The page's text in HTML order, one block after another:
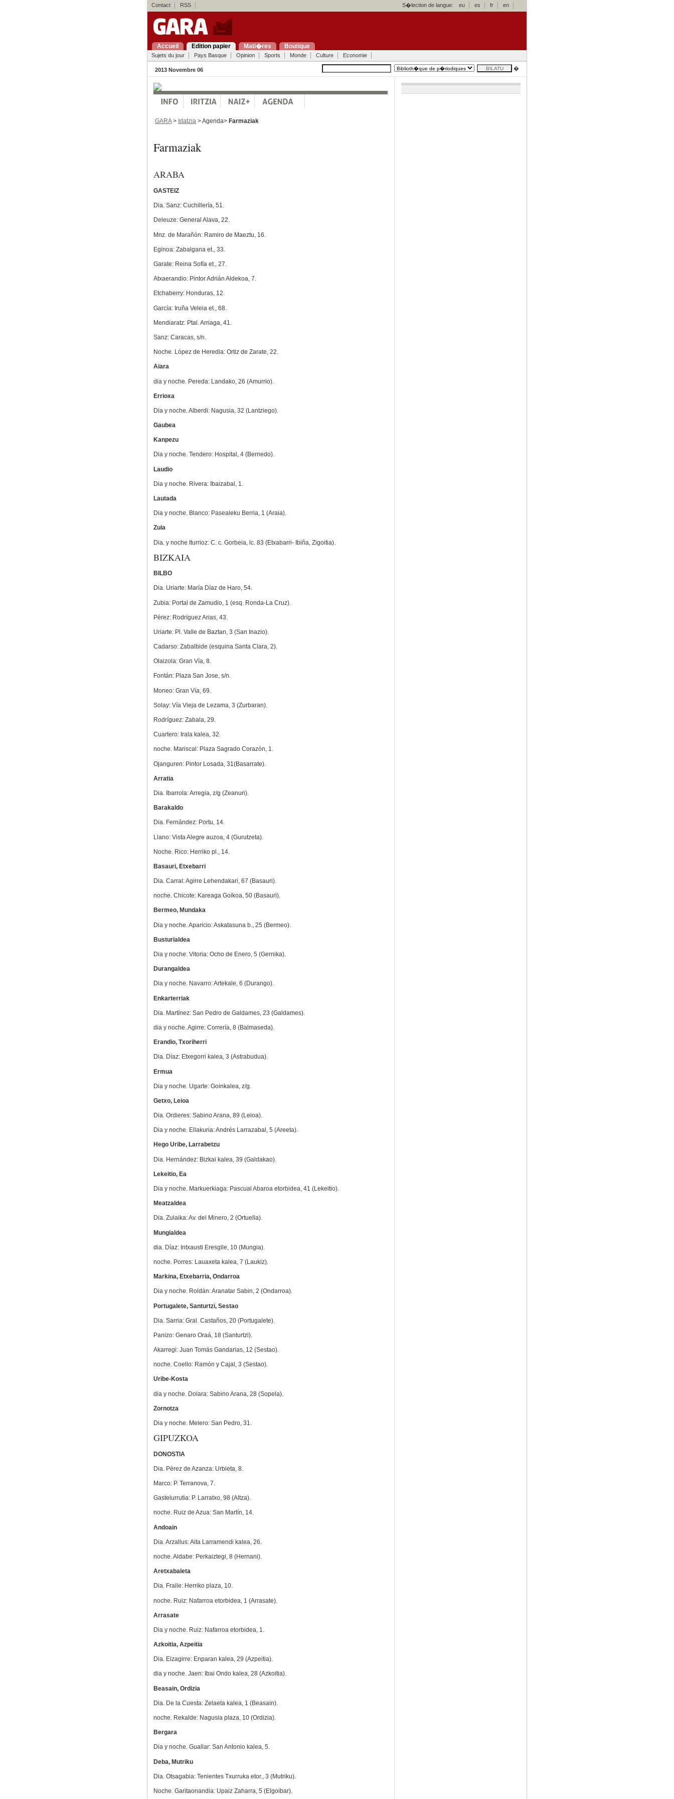
Contact RSS S�lection de langue: eu es fr en
Accueil Edition papier Mati�res Boutique
Sujets du jour Pays Basque Opinion Sports Monde Culture Economie
2013 Novembre 06 �
GARA> Idatzia > Agenda> Farmaziak
Farmaziak
ARABA
GASTEIZ
Dia. Sanz: Cuchillería, 51.
Deleuze: General Alava, 22.
Mnz. de Marañón: Ramiro de Maeztu, 16.
Eginoa: Zabalgana et., 33.
Garate: Reina Sofía et., 27.
Atxaerandio: Pintor Adrián Aldekoa, 7.
Etchaberry: Honduras, 12.
García: Iruña Veleia et., 68.
Mendiaratz: Ptal. Arriaga, 41.
Sanz: Caracas, s/n.
Noche. López de Heredia: Ortiz de Zarate, 22.
Aiara
dia y noche. Pereda: Landako, 26 (Amurrio).
Errioxa
Dia y noche. Alberdi: Nagusia, 32 (Lantziego).
Gaubea
Kanpezu
Dia y noche. Tendero: Hospital, 4 (Bernedo).
Laudio
Dia y noche. Rivera: Ibaizabal, 1.
Lautada
Dia y noche. Blanco: Pasealeku Berria, 1 (Araia).
Zuia
Dia. y noche Iturrioz: C. c. Gorbeia, lc. 83 (Etxabarri- Ibiña, Zigoitia).
BIZKAIA
BILBO
Dia. Uriarte: María Díaz de Haro, 54.
Zubia: Portal de Zamudio, 1 (esq. Ronda-La Cruz).
Pérez: Rodríguez Arias, 43.
Uriarte: Pl. Valle de Baztan, 3 (San Inazio).
Cadarso: Zabalbide (esquina Santa Clara, 2).
Olaizola: Gran Vía, 8.
Fontán: Plaza San Jose, s/n.
Moneo: Gran Vía, 69.
Solay: Vía Vieja de Lezama, 3 (Zurbaran).
Rodríguez: Zabala, 29.
Cuartero: Irala kalea, 32.
noche. Mariscal: Plaza Sagrado Corazón, 1.
Ojanguren: Pintor Losada, 31(Basarrate).
Arratia
Dia. Ibarrola: Arregia, z/g (Zeanuri).
Barakaldo
Dia. Fernández: Portu, 14.
Llano: Vista Alegre auzoa, 4 (Gurutzeta).
Noche. Rico: Herriko pl., 14.
Basauri, Etxebarri
Dia. Carral: Agirre Lehendakari, 67 (Basauri).
noche. Chicote: Kareaga Goikoa, 50 (Basauri).
Bermeo, Mundaka
Dia y noche. Aparicio: Askatasuna b., 25 (Bermeo).
Busturialdea
Dia y noche. Vitoria: Ocho de Enero, 5 (Gernika).
Durangaldea
Dia y noche. Navarro: Artekale, 6 (Durango).
Enkarterriak
Dia. Martínez: San Pedro de Galdames, 23 (Galdames).
dia y noche. Agirre: Correría, 8 (Balmaseda).
Erandio, Txoriherri
Dia. Díaz: Etxegorri kalea, 3 (Astrabudua).
Ermua
Dia y noche. Ugarte: Goinkalea, z/g.
Getxo, Leioa
Dia. Ordieres: Sabino Arana, 89 (Leioa).
Dia y noche. Ellakuria: Andrés Larrazabal, 5 (Areeta).
Hego Uribe, Larrabetzu
Dia. Hernández: Bizkai kalea, 39 (Galdakao).
Lekeitio, Ea
Dia y noche. Markuerkiaga: Pascual Abaroa etorbidea, 41 (Lekeitio).
Meatzaldea
Dia. Zulaika: Av. del Minero, 2 (Ortuella).
Mungialdea
dia. Díaz: Intxausti Eresgile, 10 (Mungia).
noche. Porres: Lauaxeta kalea, 7 (Laukiz).
Markina, Etxebarria, Ondarroa
Dia y noche. Roldán: Aranatar Sabin, 2 (Ondarroa).
Portugalete, Santurtzi, Sestao
Dia. Sarria: Gral. Castaños, 20 (Portugalete).
Panizo: Genaro Oraá, 18 (Santurtzi).
Akarregi: Juan Tomás Gandarias, 12 (Sestao).
noche. Coello: Ramón y Cajal, 3 (Sestao).
Uribe-Kosta
dia y noche. Dolara: Sabino Arana, 28 (Sopela).
Zornotza
Dia y noche. Melero: San Pedro, 31.
GIPUZKOA
DONOSTIA
Dia. Pérez de Azanza: Urbieta, 8.
Marco: P. Terranova, 7.
Gastelurrutia: P. Larratxo, 98 (Altza).
noche. Ruiz de Azua: San Martín, 14.
Andoain
Dia. Arzallus: Aita Larramendi kalea, 26.
noche. Aldabe: Perkaiztegi, 8 (Hernani).
Aretxabaleta
Dia. Fraile: Herriko plaza, 10.
noche. Ruiz: Nafarroa etorbidea, 1 (Arrasate).
Arrasate
Dia y noche. Ruiz: Nafarroa etorbidea, 1.
Azkoitia, Azpeitia
Dia. Eizagirre: Enparan kalea, 29 (Azpeitia).
dia y noche. Jaen: Ibai Ondo kalea, 28 (Azkoitia).
Beasain, Ordizia
Dia. De la Cuesta: Zelaeta kalea, 1 (Beasain).
noche. Rekalde: Nagusia plaza, 10 (Ordizia).
Bergara
Dia y noche. Guallar: San Antonio kalea, 5.
Deba, Mutriku
Dia. Otsagabia: Tenientes Txurruka etor., 3 (Mutriku).
Noche. Garitaonandia: Upaiz Zaharra, 5 (Elgoibar).